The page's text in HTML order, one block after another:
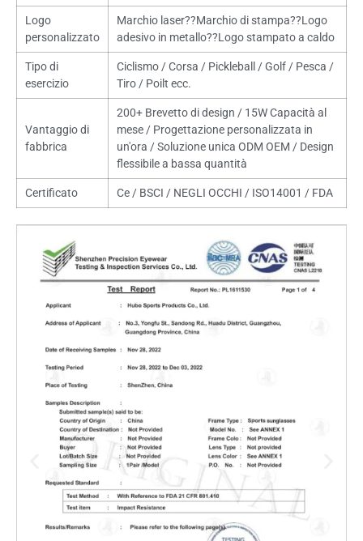
Logo
personalizzato
Marchio laser??Marchio di stampa??Logo
adesivo in metallo??Logo stampato a caldo
Tipo di
esercizio
Ciclismo / Corsa / Pickleball / Golf / Pesca /
Tiro / Poilt ecc.
Vantaggio di
fabbrica
200+ Brevetto di design / 15W Capacità al
mese / Progettazione personalizzata in
un'ora / Soluzione unica ODM OEM / Design
flessibile a bassa quantità
Certificato Ce / BSCI / NEGLI OCCHI / ISO14001 / FDA